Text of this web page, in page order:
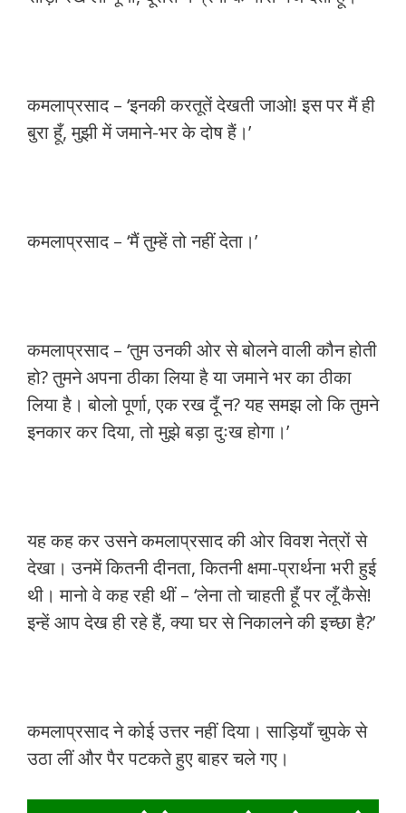
कमलाप्रसाद – ‘इनकी करतूतें देखती जाओ! इस पर मैं ही
बुरा हूँ, मुझी में जमाने-भर के दोष हैं।’
कमलाप्रसाद – ‘मैं तुम्हें तो नहीं देता।’
कमलाप्रसाद – ‘तुम उनकी ओर से बोलने वाली कौन होती
हो? तुमने अपना ठीका लिया है या जमाने भर का ठीका
लिया है। बोलो पूर्णा, एक रख दूँ न? यह समझ लो कि तुमने
इनकार कर दिया, तो मुझे बड़ा दुःख होगा।’
यह कह कर उसने कमलाप्रसाद की ओर विवश नेत्रों से
देखा। उनमें कितनी दीनता, कितनी क्षमा-प्रार्थना भरी हुई
थी। मानो वे कह रही थीं – ‘लेना तो चाहती हूँ पर लूँ कैसे!
इन्हें आप देख ही रहे हैं, क्या घर से निकालने की इच्छा है?’
कमलाप्रसाद ने कोई उत्तर नहीं दिया। साड़ियाँ चुपके से
उठा लीं और पैर पटकते हुए बाहर चले गए।